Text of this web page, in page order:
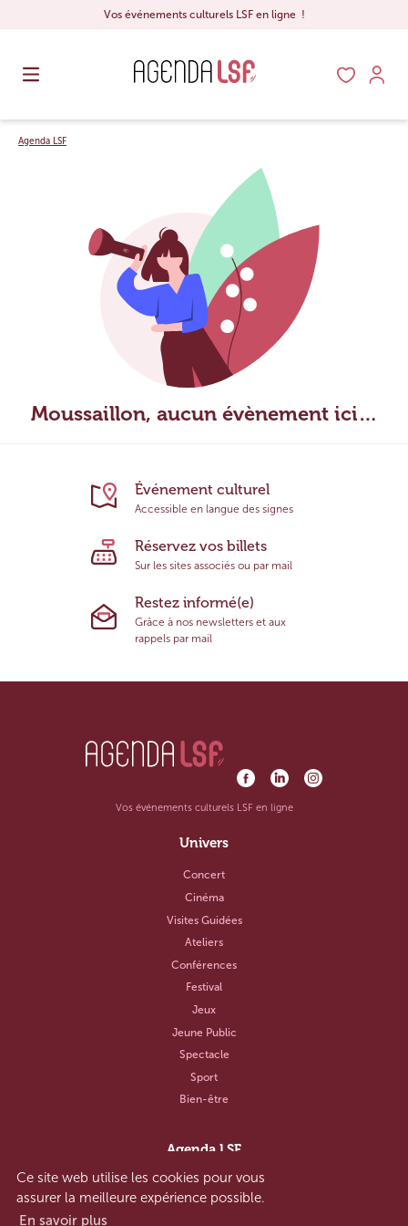
Ce site web utilise les cookies pour vous
assurer la meilleure expérience possible.
En savoir plus
Vos événements culturels LSF en ligne !
Agenda LSF
Moussaillon, aucun évènement ici…
Événement culturel
Accessible en langue des signes
Réservez vos billets
Sur les sites associés ou par mail
Restez informé(e)
Grâce à nos newsletters et aux
rappels par mail
Vos événements culturels LSF en ligne
Univers
Concert
Cinéma
Visites Guidées
Ateliers
Conférences
Festival
Jeux
Jeune Public
Spectacle
Sport
Bien-être
Agenda LSF
Notre concept
Aide et contact